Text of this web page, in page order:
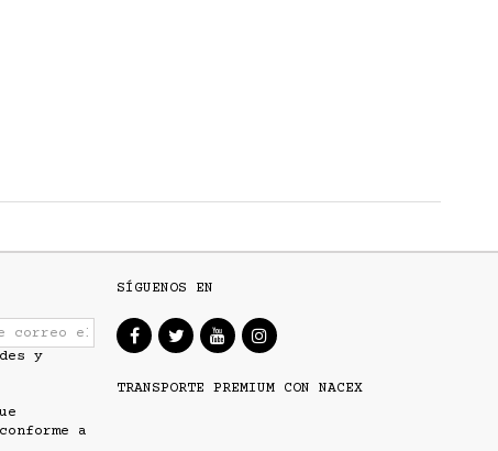
y
a
SÍGUENOS EN
TRANSPORTE PREMIUM CON NACEX